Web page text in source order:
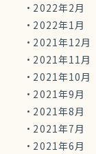
2022年2月
2022年1月
2021年12月
2021年11月
2021年10月
2021年9月
2021年8月
2021年7月
2021年6月